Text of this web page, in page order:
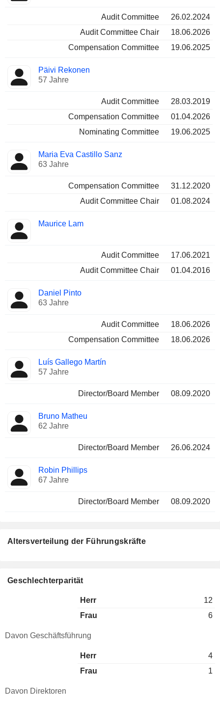
Audit Committee
26.02.2024
Audit Committee Chair
18.06.2026
Compensation Committee
19.06.2025
Päivi Rekonen
57 Jahre
Audit Committee
28.03.2019
Compensation Committee
01.04.2026
Nominating Committee
19.06.2025
Maria Eva Castillo Sanz
63 Jahre
Compensation Committee
31.12.2020
Audit Committee Chair
01.08.2024
Maurice Lam
Audit Committee
17.06.2021
Audit Committee Chair
01.04.2016
Daniel Pinto
63 Jahre
Audit Committee
18.06.2026
Compensation Committee
18.06.2026
Luís Gallego Martín
57 Jahre
Director/Board Member 08.09.2020
Bruno Matheu
62 Jahre
Director/Board Member 26.06.2024
Robin Phillips
67 Jahre
Director/Board Member 08.09.2020
Altersverteilung der Führungskräfte
Geschlechterparität
Herr
12
Frau
6
Davon Geschäftsführung
Herr
4
Frau
1
Davon Direktoren